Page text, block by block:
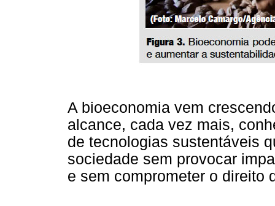
A bioeconomia vem
alcance, cada vez mais,
de tecnologias sustentáveis
sociedade sem provocar
e sem comprometer o direito